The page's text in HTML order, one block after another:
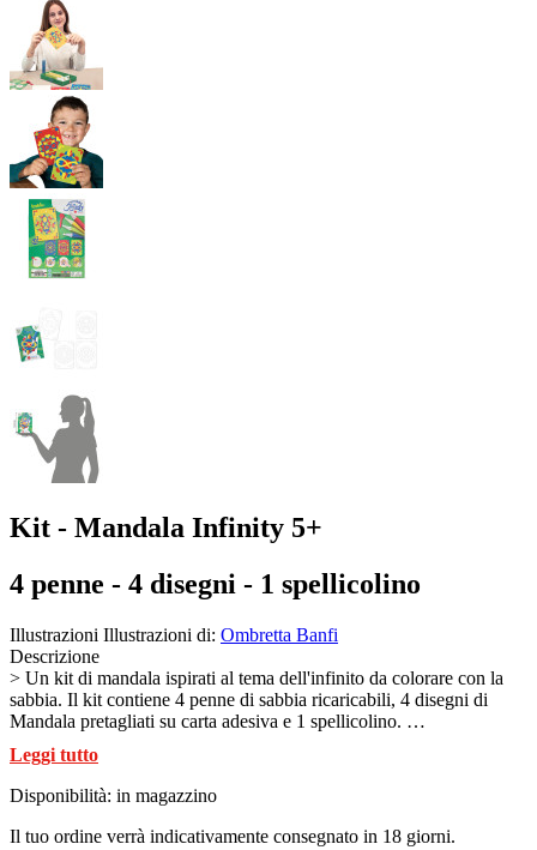
Kit - Mandala Infinity 5+
4 penne - 4 disegni - 1 spellicolino
Illustrazioni Illustrazioni di: Ombretta Banfi
Descrizione
> Un kit di mandala ispirati al tema dell'infinito da colorare con la
sabbia. Il kit contiene 4 penne di sabbia ricaricabili, 4 disegni di
Mandala pretagliati su carta adesiva e 1 spellicolino.
Pensato per la fascia d'età 5-12 anni, questo kit in formato pocket
contiene tutto il necessario per un'esperienza di sand painting con i
mandala facile e divertente. Non servono forbici o colla:
rimuovendo la carta dai fogli rimane la superficie adesiva da
colorare con le sabbie Sabbiarelli®. Grazie alle speciali penne
Leggi tutto
Disponibilità: in magazzino
Il tuo ordine verrà indicativamente consegnato in 18 giorni.